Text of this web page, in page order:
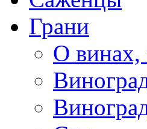
Грани
О винах,